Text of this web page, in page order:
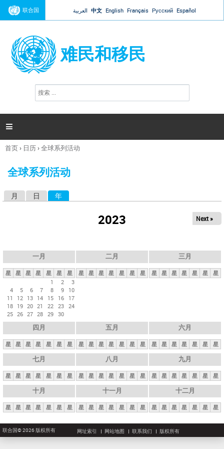
Jump to navigation
联合国 العربية 中文 English Français Русский Español
难民和移民
搜
索

你
这
首页› 日历›全球系列活动
全球系列活动
月 日 年
2023 Next »
一月
星 星 星 星 星 星
星
1
2
3
4
5 6 7 8 9
10
11
12 13 14 15 16
17
18 19 20 21 22 23 24
25 26 27 28 29 30
二月
星 星 星 星 星 星 星
三月
星 星 星 星 星 星 星
四月
星 星 星 星 星 星 星
五月
星 星 星 星 星 星 星
六月
星 星 星 星 星 星 星
七月
星 星 星 星 星 星 星
八月
星 星 星 星 星 星 星
九月
星 星 星 星 星 星 星
十月
星 星 星 星 星 星 星
十一月
星 星 星 星 星 星 星
十二月
星 星 星 星 星 星 星
联合国© 2026 版权所有 网址索引 网站地图 联系我们 版权所有